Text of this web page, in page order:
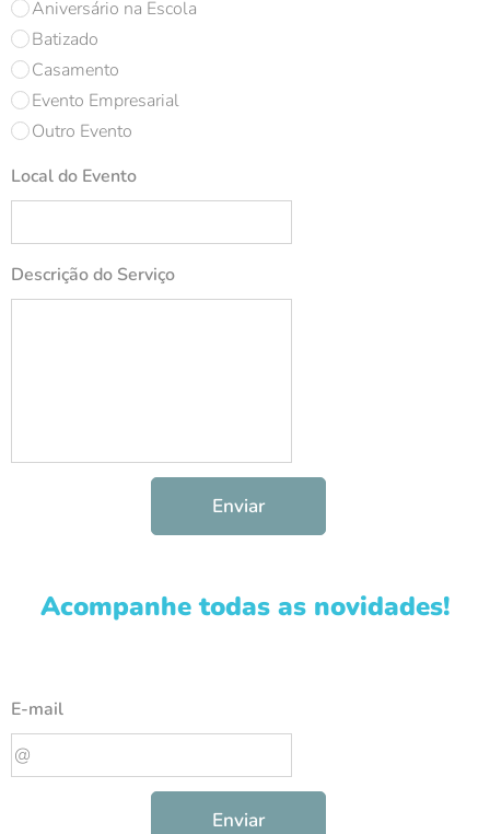
Aniversário na Escola
Batizado
Casamento
Evento Empresarial
Outro Evento
Local do Evento
Descrição do Serviço
Enviar
Acompanhe todas as novidades!
E-mail
Enviar